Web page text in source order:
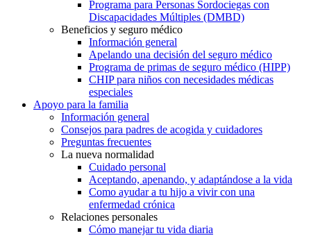
Programa para Personas Sordociegas con
Discapacidades Múltiples (DMBD)
Beneficios y seguro médico
Información general
Apelando una decisión del seguro médico
Programa de primas de seguro médico (HIPP)
CHIP para niños con necesidades médicas
especiales
Apoyo para la familia
Información general
Consejos para padres de acogida y cuidadores
Preguntas frecuentes
La nueva normalidad
Cuidado personal
Aceptando, apenando, y adaptándose a la vida
Como ayudar a tu hijo a vivir con una
enfermedad crónica
Relaciones personales
Cómo manejar tu vida diaria